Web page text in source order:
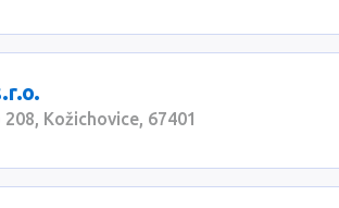
Kožichovice, 67401